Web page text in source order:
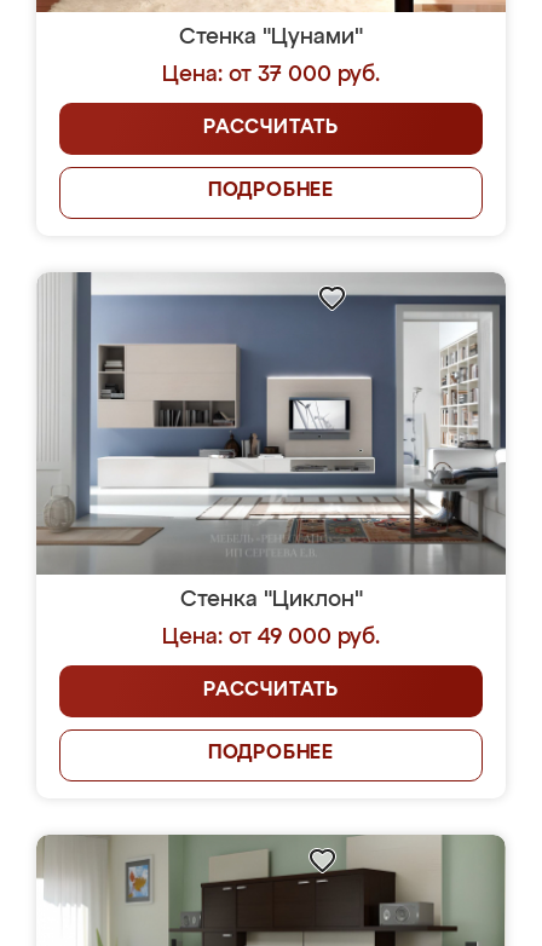
Стенка "Цунами"
Цена: от 37 000 руб.
РАССЧИТАТЬ
ПОДРОБНЕЕ
Стенка "Циклон"
Цена: от 49 000 руб.
РАССЧИТАТЬ
ПОДРОБНЕЕ